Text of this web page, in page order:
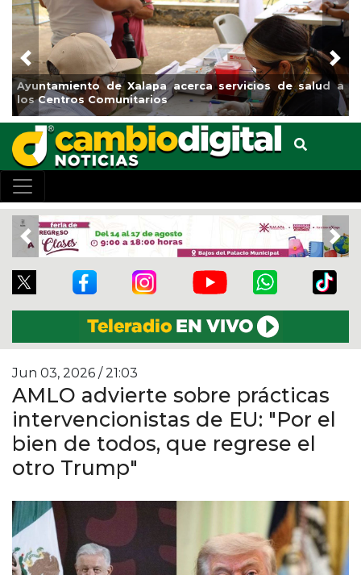
acerca servicios de salud a
Municipio arrancará
el boulevard 5 de
Previous
Previous
Jun 03, 2026 / 21:03
AMLO advierte sobre prácticas
intervencionistas de EU: "Por el
bien de todos, que regrese el
otro Trump"